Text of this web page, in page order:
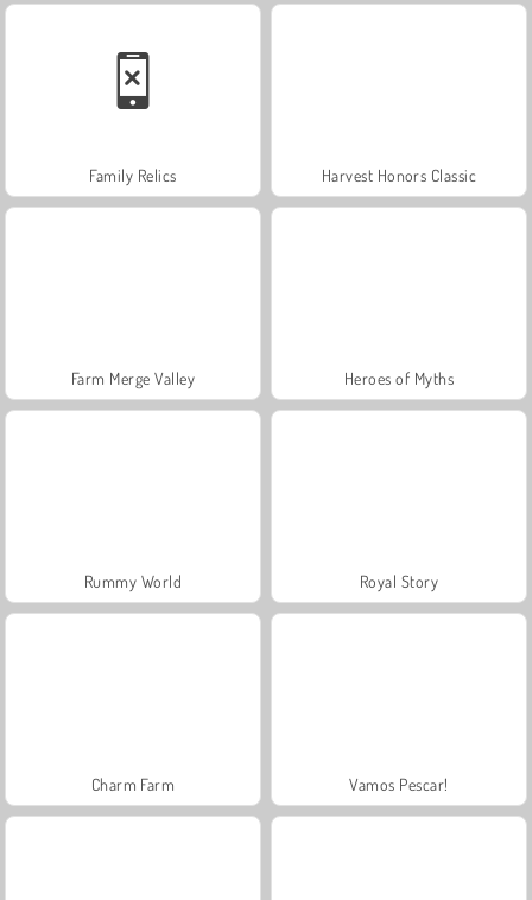
Family Relics Harvest Honors Classic
Farm Merge Valley Heroes of Myths
Rummy World Royal Story
Charm Farm Vamos Pescar!